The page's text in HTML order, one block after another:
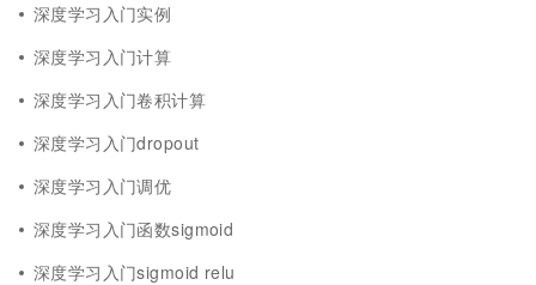
深度学习入门实例
深度学习入门计算
深度学习入门卷积计算
深度学习入门dropout
深度学习入门调优
深度学习入门函数sigmoid
深度学习入门sigmoid relu